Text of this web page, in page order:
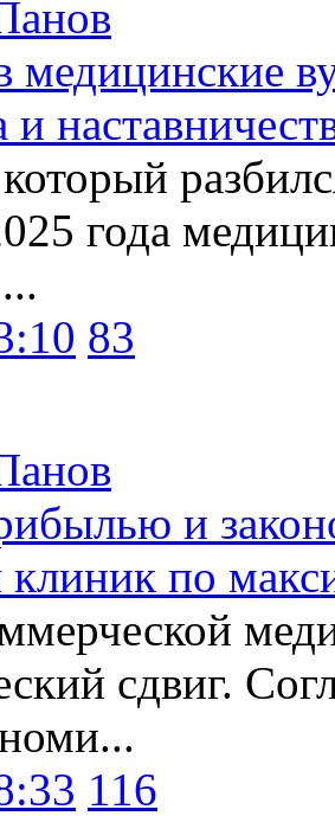
медицинские
и
года
83
и
клиник по
сдвиг.
116